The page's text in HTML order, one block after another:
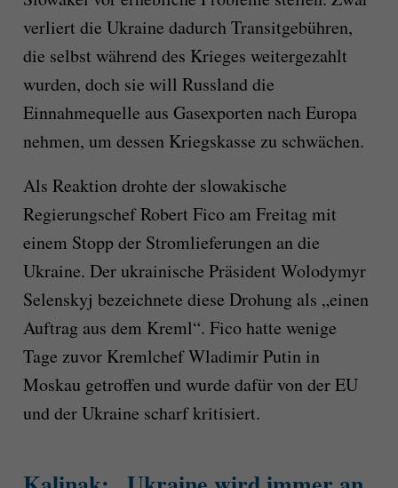
verliert die Ukraine dadurch Transitgebühren,
die selbst während des Krieges weitergezahlt
wurden, doch sie will Russland die
Einnahmequelle aus Gasexporten nach Europa
nehmen, um dessen Kriegskasse zu schwächen.
Als Reaktion drohte der slowakische
Regierungschef Robert Fico am Freitag mit
einem Stopp der Stromlieferungen an die
Ukraine. Der ukrainische Präsident Wolodymyr
Selenskyj bezeichnete diese Drohung als „einen
Auftrag aus dem Kreml“. Fico hatte wenige
Tage zuvor Kremlchef Wladimir Putin in
Moskau getroffen und wurde dafür von der EU
und der Ukraine scharf kritisiert.